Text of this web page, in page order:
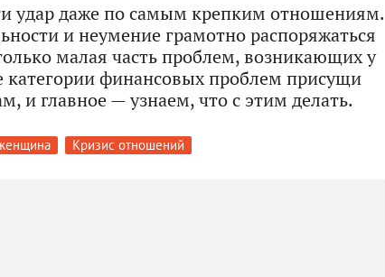
удар даже по самым крепким отношениям.
и неумение грамотно распоряжаться
малая часть проблем, возникающих у
категории финансовых проблем присущи
и главное — узнаем, что с этим делать.
Кризис отношений